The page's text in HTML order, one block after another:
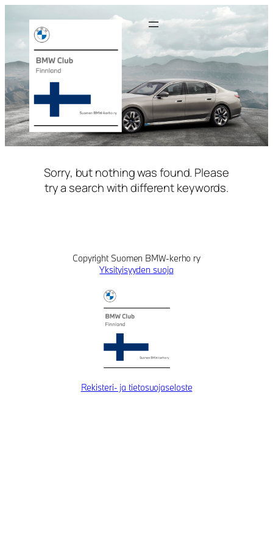
sisältöön
Sorry, but nothing was found. Please
try a search with different keywords.
Copyright Suomen BMW-kerho ry
Yksityisyyden suoja
Rekisteri- ja tietosuojaseloste